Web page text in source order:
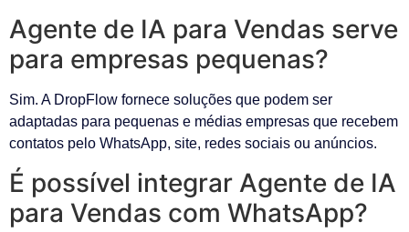
Agente de IA para Vendas serve
para empresas pequenas?
Sim. A DropFlow fornece soluções que podem ser
adaptadas para pequenas e médias empresas que recebem
contatos pelo WhatsApp, site, redes sociais ou anúncios.
É possível integrar Agente de IA
para Vendas com WhatsApp?